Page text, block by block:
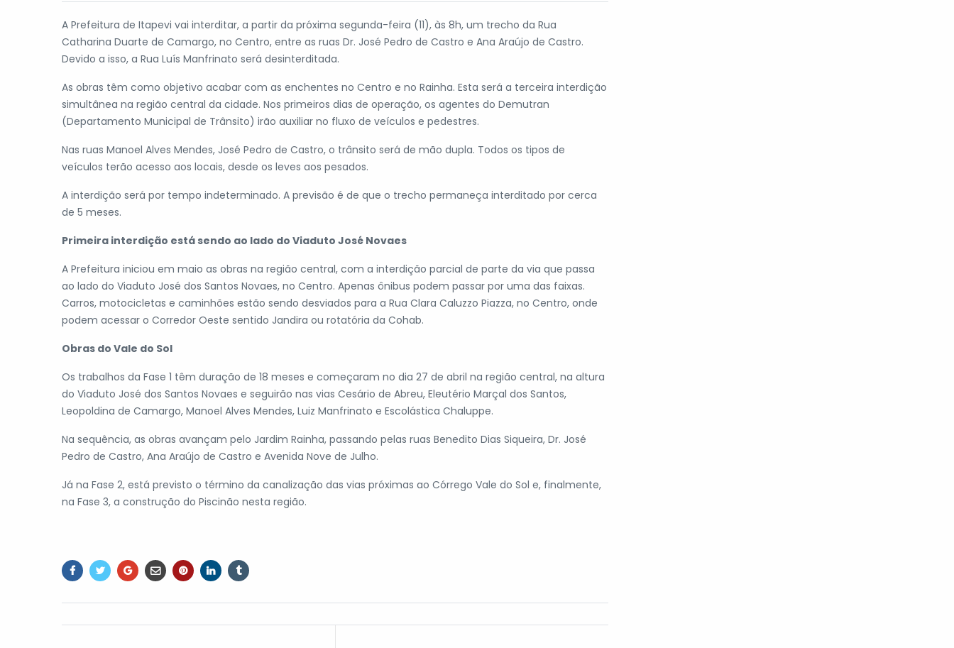
A Prefeitura de Itapevi vai interditar, a partir da próxima segunda-feira (11), às 8h, um trecho da Rua
Catharina Duarte de Camargo, no Centro, entre as ruas Dr. José Pedro de Castro e Ana Araújo de Castro.
Devido a isso, a Rua Luís Manfrinato será desinterditada.
As obras têm como objetivo acabar com as enchentes no Centro e no Rainha. Esta será a terceira interdição
simultânea na região central da cidade. Nos primeiros dias de operação, os agentes do Demutran
(Departamento Municipal de Trânsito) irão auxiliar no fluxo de veículos e pedestres.
Nas ruas Manoel Alves Mendes, José Pedro de Castro, o trânsito será de mão dupla. Todos os tipos de
veículos terão acesso aos locais, desde os leves aos pesados.
A interdição será por tempo indeterminado. A previsão é de que o trecho permaneça interditado por cerca
de 5 meses.
Primeira interdição está sendo ao lado do Viaduto José Novaes
A Prefeitura iniciou em maio as obras na região central, com a interdição parcial de parte da via que passa
ao lado do Viaduto José dos Santos Novaes, no Centro. Apenas ônibus podem passar por uma das faixas.
Carros, motocicletas e caminhões estão sendo desviados para a Rua Clara Caluzzo Piazza, no Centro, onde
podem acessar o Corredor Oeste sentido Jandira ou rotatória da Cohab.
Obras do Vale do Sol
Os trabalhos da Fase 1 têm duração de 18 meses e começaram no dia 27 de abril na região central, na altura
do Viaduto José dos Santos Novaes e seguirão nas vias Cesário de Abreu, Eleutério Marçal dos Santos,
Leopoldina de Camargo, Manoel Alves Mendes, Luiz Manfrinato e Escolástica Chaluppe.
Na sequência, as obras avançam pelo Jardim Rainha, passando pelas ruas Benedito Dias Siqueira, Dr. José
Pedro de Castro, Ana Araújo de Castro e Avenida Nove de Julho.
Já na Fase 2, está previsto o término da canalização das vias próximas ao Córrego Vale do Sol e, finalmente,
na Fase 3, a construção do Piscinão nesta região.